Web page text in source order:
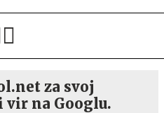
za svoj
na Googlu.